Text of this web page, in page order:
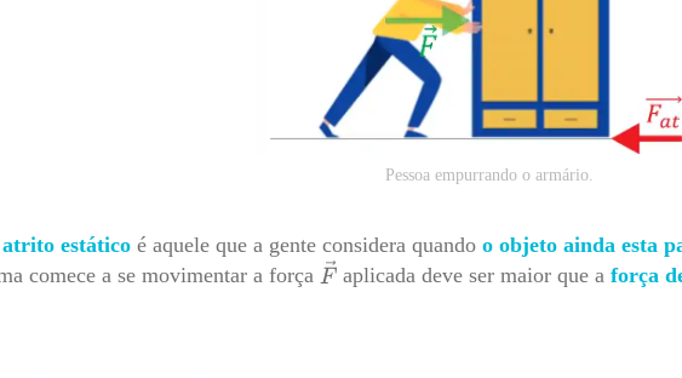
Pessoa empurrando o armário.
atrito estático é aquele que a gente considera quando o objeto ainda esta
comece a se movimentar a força
aplicada deve ser maior que a força